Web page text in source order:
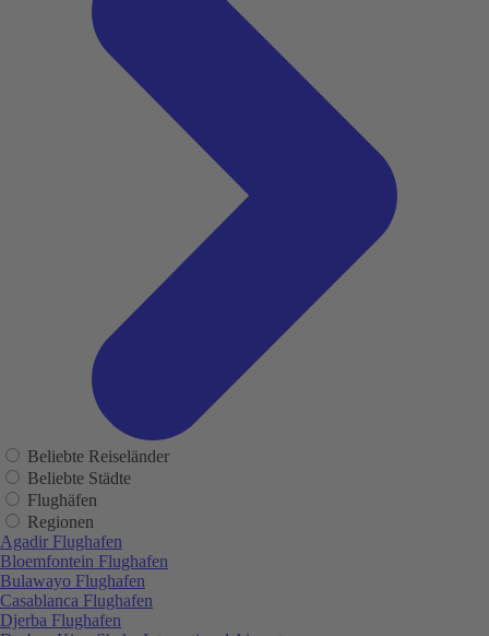
Beliebte Reiseländer
Beliebte Städte
Flughäfen
Regionen
Agadir Flughafen
Bloemfontein Flughafen
Bulawayo Flughafen
Casablanca Flughafen
Djerba Flughafen